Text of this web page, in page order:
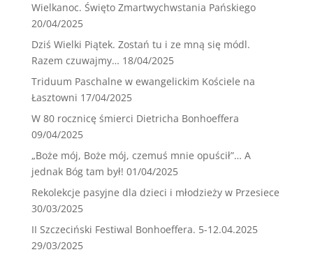
Wielkanoc. Święto Zmartwychwstania Pańskiego
20/04/2025
Dziś Wielki Piątek. Zostań tu i ze mną się módl.
Razem czuwajmy… 18/04/2025
Triduum Paschalne w ewangelickim Kościele na
Łasztowni 17/04/2025
W 80 rocznicę śmierci Dietricha Bonhoeffera
09/04/2025
„Boże mój, Boże mój, czemuś mnie opuścił”… A
jednak Bóg tam był! 01/04/2025
Rekolekcje pasyjne dla dzieci i młodzieży w Przesiece
30/03/2025
II Szczeciński Festiwal Bonhoeffera. 5-12.04.2025
29/03/2025